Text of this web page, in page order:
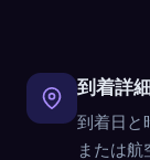
到着詳
到着日と
または